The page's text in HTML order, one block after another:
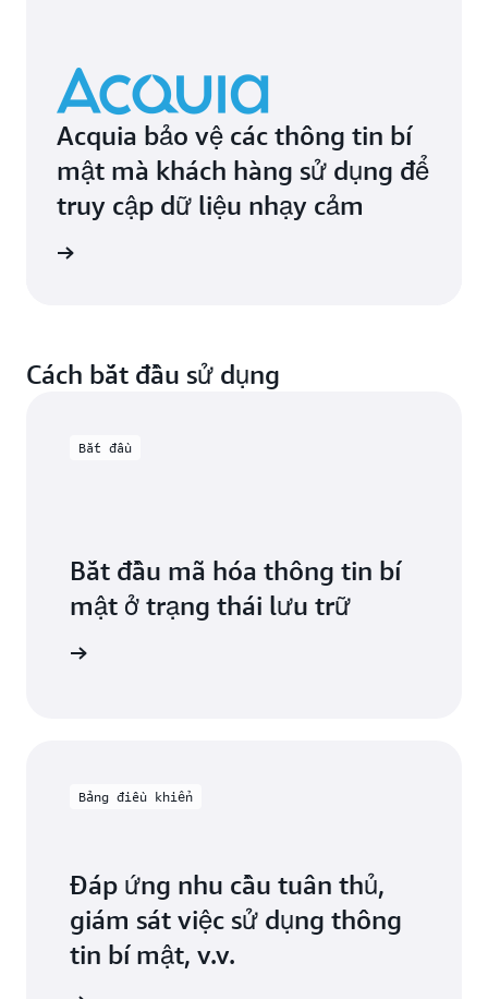
Acquia bảo vệ các thông tin bí
mật mà khách hàng sử dụng để
truy cập dữ liệu nhạy cảm
Cách bắt đầu sử dụng
Bắt đầu
Bắt đầu mã hóa thông tin bí
mật ở trạng thái lưu trữ
Bảng điều khiển
Đáp ứng nhu cầu tuân thủ,
giám sát việc sử dụng thông
tin bí mật, v.v.